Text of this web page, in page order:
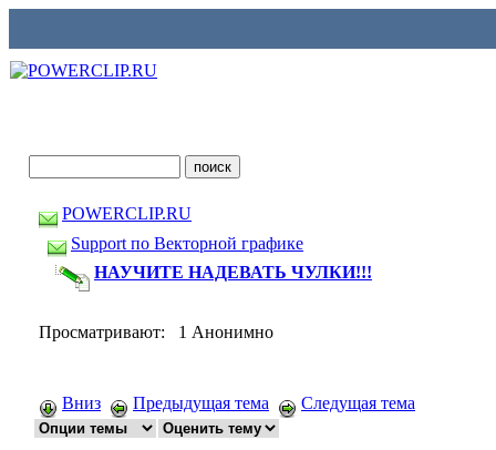
POWERCLIP.RU
Support по Векторной графике
НАУЧИТЕ НАДЕВАТЬ ЧУЛКИ!!!
Просматривают: 1 Анонимно
Вниз Предыдущая тема Следущая тема